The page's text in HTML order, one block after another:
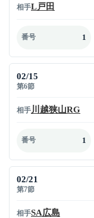
相手L戸田
番号 1
02/15
第6節
相手 川越狭山RG
番号 1
02/21
第7節
相手SA広島